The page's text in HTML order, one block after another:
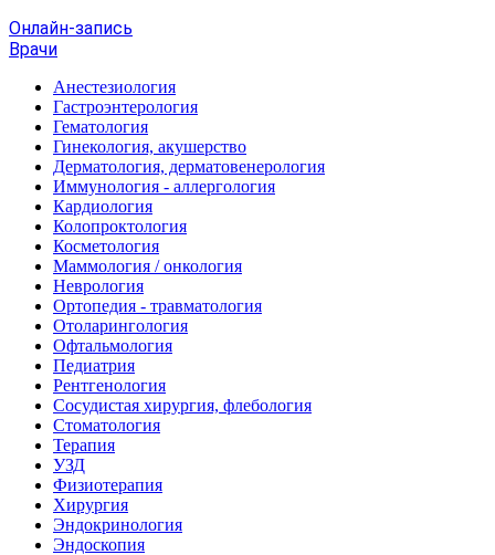
Онлайн-запись
Врачи
Анестезиология
Гастроэнтерология
Гематология
Гинекология, акушерство
Дерматология, дерматовенерология
Иммунология - аллергология
Кардиология
Колопроктология
Косметология
Маммология / онкология
Неврология
Ортопедия - травматология
Отоларингология
Офтальмология
Педиатрия
Рентгенология
Сосудистая хирургия, флебология
Стоматология
Терапия
УЗД
Физиотерапия
Хирургия
Эндокринология
Эндоскопия